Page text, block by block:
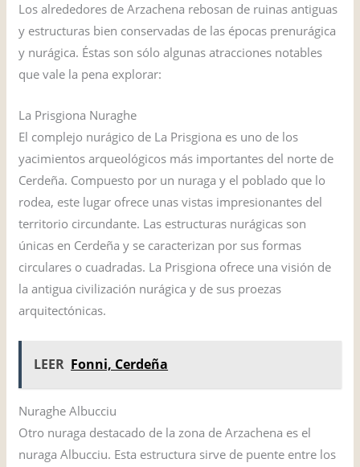
Los alrededores de Arzachena rebosan de ruinas antiguas
y estructuras bien conservadas de las épocas prenurágica
y nurágica. Éstas son sólo algunas atracciones notables
que vale la pena explorar:
La Prisgiona Nuraghe
El complejo nurágico de La Prisgiona es uno de los
yacimientos arqueológicos más importantes del norte de
Cerdeña. Compuesto por un nuraga y el poblado que lo
rodea, este lugar ofrece unas vistas impresionantes del
territorio circundante. Las estructuras nurágicas son
únicas en Cerdeña y se caracterizan por sus formas
circulares o cuadradas. La Prisgiona ofrece una visión de
la antigua civilización nurágica y de sus proezas
arquitectónicas.
LEER Fonni, Cerdeña
Nuraghe Albucciu
Otro nuraga destacado de la zona de Arzachena es el
nuraga Albucciu. Esta estructura sirve de puente entre los